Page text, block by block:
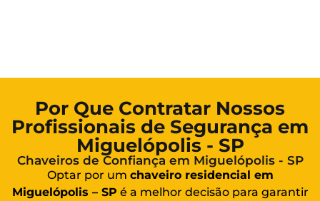
Por Que Contratar Nossos
Profissionais de Segurança em
Miguelópolis - SP
Chaveiros de Confiança em Miguelópolis - SP
Optar por um chaveiro residencial em
Miguelópolis – SP é a melhor decisão para garantir